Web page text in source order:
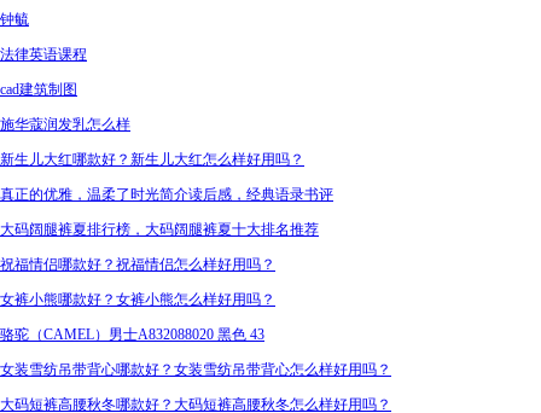
钟毓
法律英语课程
cad建筑制图
施华蔻润发乳怎么样
新生儿大红哪款好？新生儿大红怎么样好用吗？
真正的优雅，温柔了时光简介读后感，经典语录书评
大码阔腿裤夏排行榜，大码阔腿裤夏十大排名推荐
祝福情侣哪款好？祝福情侣怎么样好用吗？
女裤小熊哪款好？女裤小熊怎么样好用吗？
骆驼（CAMEL）男士A832088020 黑色 43
女装雪纺吊带背心哪款好？女装雪纺吊带背心怎么样好用吗？
大码短裤高腰秋冬哪款好？大码短裤高腰秋冬怎么样好用吗？